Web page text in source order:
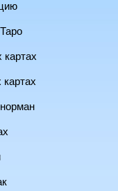
картах
картах